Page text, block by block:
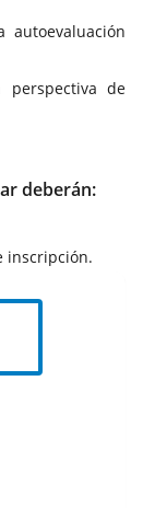
perspectiva de
deberán:
inscripción.